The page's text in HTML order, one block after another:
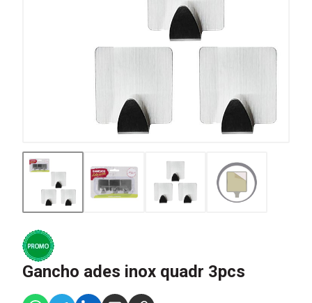
Gancho ades inox quadr 3pcs